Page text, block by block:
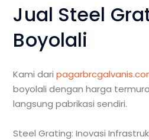
Jual Steel
Boyolali
Kami dari
boyolali dengan harga
langsung pabrikasi sendiri.
Steel Grating: Inovasi